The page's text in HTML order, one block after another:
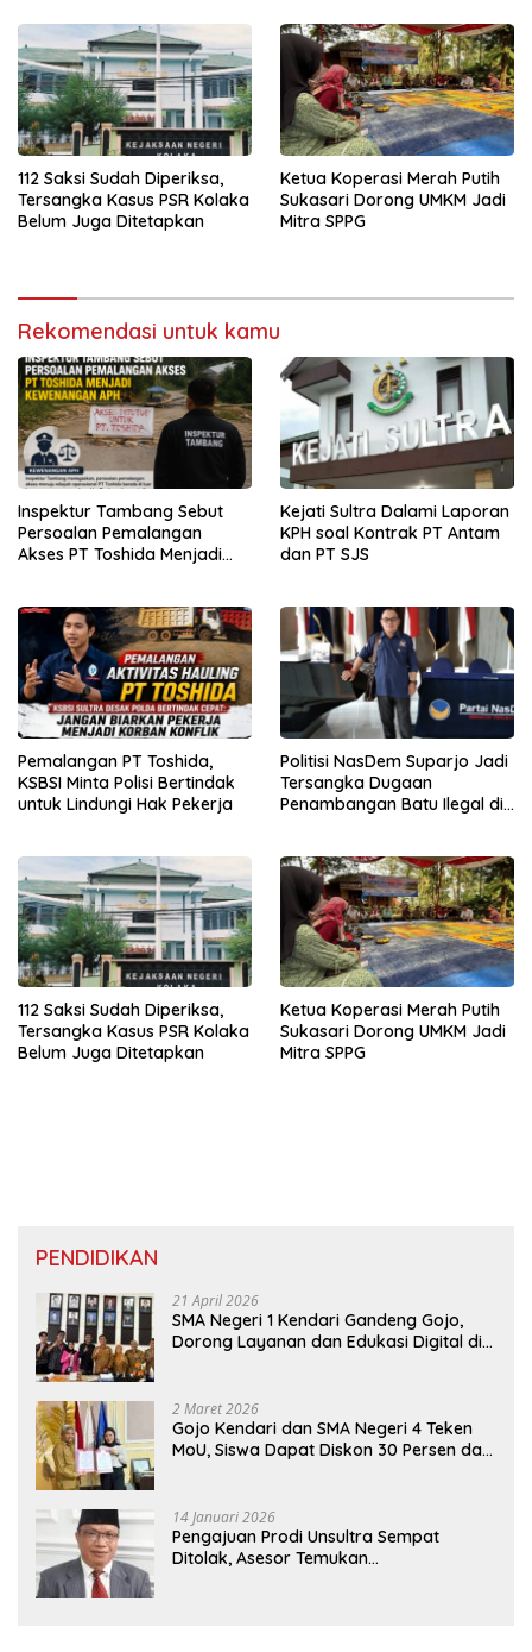
112 Saksi Sudah Diperiksa,
Tersangka Kasus PSR Kolaka
Belum Juga Ditetapkan
Ketua Koperasi Merah Putih
Sukasari Dorong UMKM Jadi
Mitra SPPG
Rekomendasi untuk kamu
Inspektur Tambang Sebut
Persoalan Pemalangan
Akses PT Toshida Menjadi
Kejati Sultra Dalami Laporan
KPH soal Kontrak PT Antam
dan PT SJS
Pemalangan PT Toshida,
KSBSI Minta Polisi Bertindak
untuk Lindungi Hak Pekerja
Politisi NasDem Suparjo Jadi
Tersangka Dugaan
Penambangan Batu Ilegal di
112 Saksi Sudah Diperiksa,
Tersangka Kasus PSR Kolaka
Belum Juga Ditetapkan
Ketua Koperasi Merah Putih
Sukasari Dorong UMKM Jadi
Mitra SPPG
PENDIDIKAN
21 April 2026
SMA Negeri 1 Kendari Gandeng Gojo,
Dorong Layanan dan Edukasi Digital di
2 Maret 2026
Gojo Kendari dan SMA Negeri 4 Teken
MoU, Siswa Dapat Diskon 30 Persen dan
14 Januari 2026
Pengajuan Prodi Unsultra Sempat
Ditolak, Asesor Temukan